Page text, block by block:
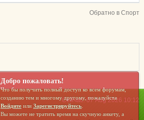
Обратно в Спорт
Сейчас: 07 Aug 2026 10:12
Добро пожаловать!
Что бы получить полный доступ ко всем форумам,
созданию тем и многому другому, пожалуйста
Войдите или Зарегистрируйтесь.
Вы можете не тратить время на скучную анкету, а